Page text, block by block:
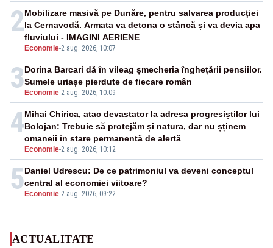
2
Economie-2 aug. 2026, 10:07
Mobilizare masivă pe Dunăre, pentru salvarea producției
la Cernavodă. Armata va detona o stâncă și va devia apa
fluviului - IMAGINI AERIENE
3 Economie-2 aug. 2026, 10:09
Dorina Barcari dă în vileag șmecheria înghețării pensiilor.
Sumele uriașe pierdute de fiecare român
4
Economie-2 aug. 2026, 10:12
Mihai Chirica, atac devastator la adresa progresiștilor lui
Bolojan: Trebuie să protejăm și natura, dar nu șținem
omaneii în stare permanentă de alertă
5 Economie-2 aug. 2026, 09:22
Daniel Udrescu: De ce patrimoniul va deveni conceptul
central al economiei viitoare?
ACTUALITATE